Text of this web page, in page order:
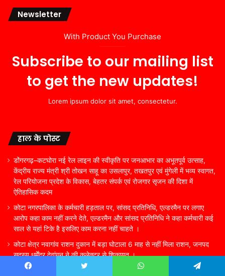
Newsletter
With Product You Purchase
Subscribe to our mailing list
to get the new updates!
Lorem ipsum dolor sit amet, consectetur.
हाल के पोस्ट
डोंगरगढ़–कटघोरा नई रेल लाइन की स्वीकृति पर जनआभार का अभूतपूर्व उत्साह,
केंद्रीय राज्य मंत्री श्री तोखन साहू का उसलापुर, तखतपुर एवं मुंगेली में भव्य स्वागत,
रेल परियोजना प्रदेश के विकास, बेहतर संपर्क एवं रोजगार सृजन की दिशा में
ऐतिहासिक कदम
कोटा नगरपालिका के कर्मचारी हड़ताल पर, सांसद प्रतिनिधि, एल्डरमैन पर लगाए
आरोप कहा काम नहीं करने देते, एल्डरमैन और सांसद प्रतिनिधि ने कहा कर्मचारी कई
साल से यहां टिके है इसलिए काम करना नहीं चाहते ।
कोटा क्षेत्र नवागांव राशन दुकान में बड़ा घोटाला 6 माह से नहीं मिला राशन, जनपद
सदस्य धर्मेंद्र देवांगन ने की कलेक्टर से शिकायत ।
सावित्रीपुर स्कूल में मारवाड़ी युवा मंच सांकरा का ‘शिक्षा साथी अभियान’: क्विज और